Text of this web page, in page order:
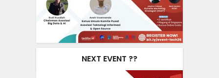
NEXT EVENT ??